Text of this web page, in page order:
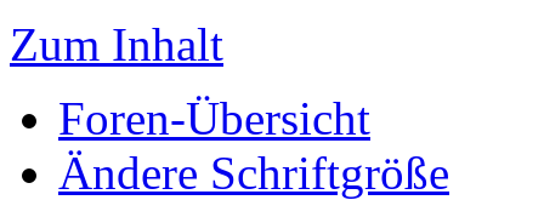
Zum Inhalt
Foren-Übersicht
Ändere Schriftgröße